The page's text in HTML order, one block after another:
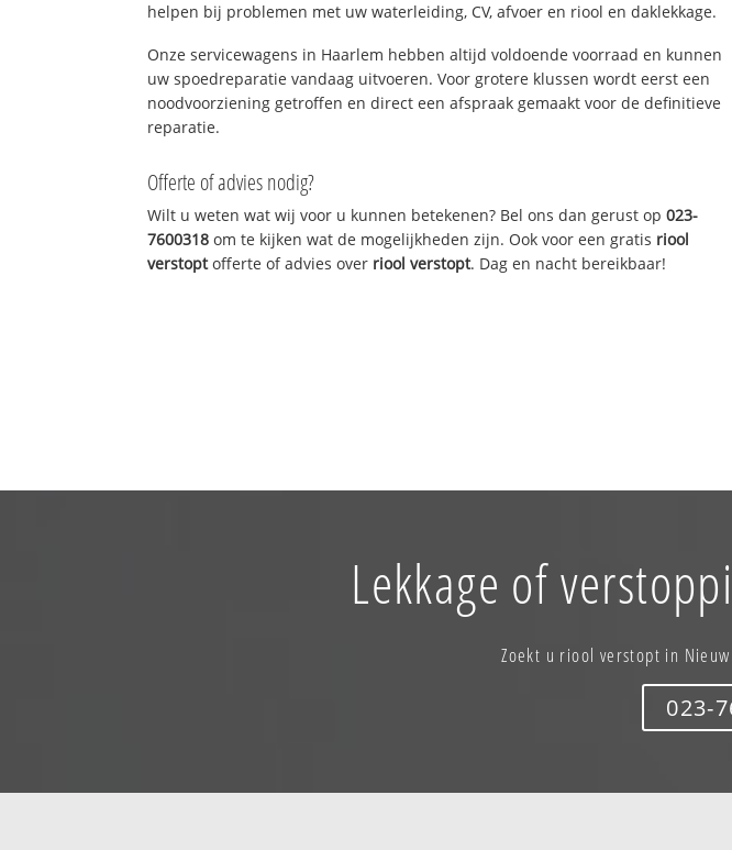
helpen bij problemen met uw waterleiding, CV, afvoer en riool en daklekkage.
Onze servicewagens in Haarlem hebben altijd voldoende voorraad en kunnen
uw spoedreparatie vandaag uitvoeren. Voor grotere klussen wordt eerst een
noodvoorziening getroffen en direct een afspraak gemaakt voor de definitieve
reparatie.
Offerte of advies nodig?
Wilt u weten wat wij voor u kunnen betekenen? Bel ons dan gerust op023-
7600318 om te kijken wat de mogelijkheden zijn. Ook voor een gratis riool
verstoptofferte of advies over riool verstopt. Dag en nacht bereikbaar!
Lekkage of
Zoekt u riool verstopt in
023-